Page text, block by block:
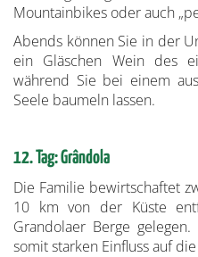
Mountainbikes oder auch
Abends können Sie in der
ein Gläschen Wein des
während Sie bei einem
Seele baumeln lassen.
12. Tag: Grândola
Die Familie bewirtschaftet
10 km von der Küste
Grandolaer Berge
somit starken Einfluss auf